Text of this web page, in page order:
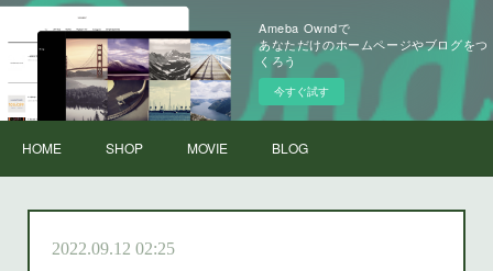
Ameba Owndで
あなただけのホームページやブログをつ
くろう
今すぐ試す
HOME SHOP MOVIE BLOG
2022.09.12 02:25